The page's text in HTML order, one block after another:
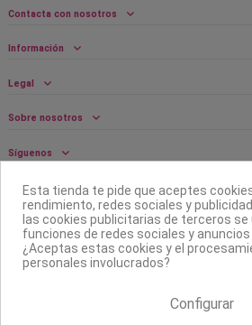
Contacta con nosotros
Información
Legal
Sobre nosotros
Síguenos
Boletín
Esta tienda te pide que aceptes
rendimiento, redes sociales y
las cookies publicitarias de terceros
funciones de redes sociales y
¿Aceptas estas cookies y el
personales involucrados?
Configurar